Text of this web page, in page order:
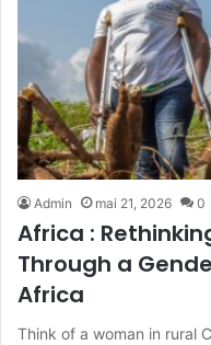
Admin mai 21, 2026 0
Africa :
Through a
Africa
Think of a woman in rural